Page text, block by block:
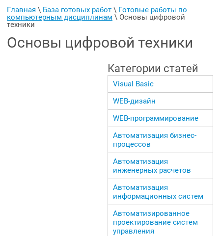
Главная \ База готовых работ \ Готовые работы по
компьютерным дисциплинам \ Основы цифровой
техники
Основы цифровой техники
Категории статей
Visual Basic
WEB-дизайн
WEB-программирование
Автоматизация бизнес-
процессов
Автоматизация
инженерных расчетов
Автоматизация
информационных систем
Автоматизированное
проектирование систем
управления